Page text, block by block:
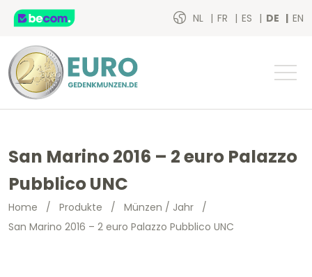
NL FR ES DE EN
San Marino 2016 – 2 euro Palazzo
Pubblico UNC
Home / Produkte / Münzen / Jahr /
San Marino 2016 – 2 euro Palazzo Pubblico UNC